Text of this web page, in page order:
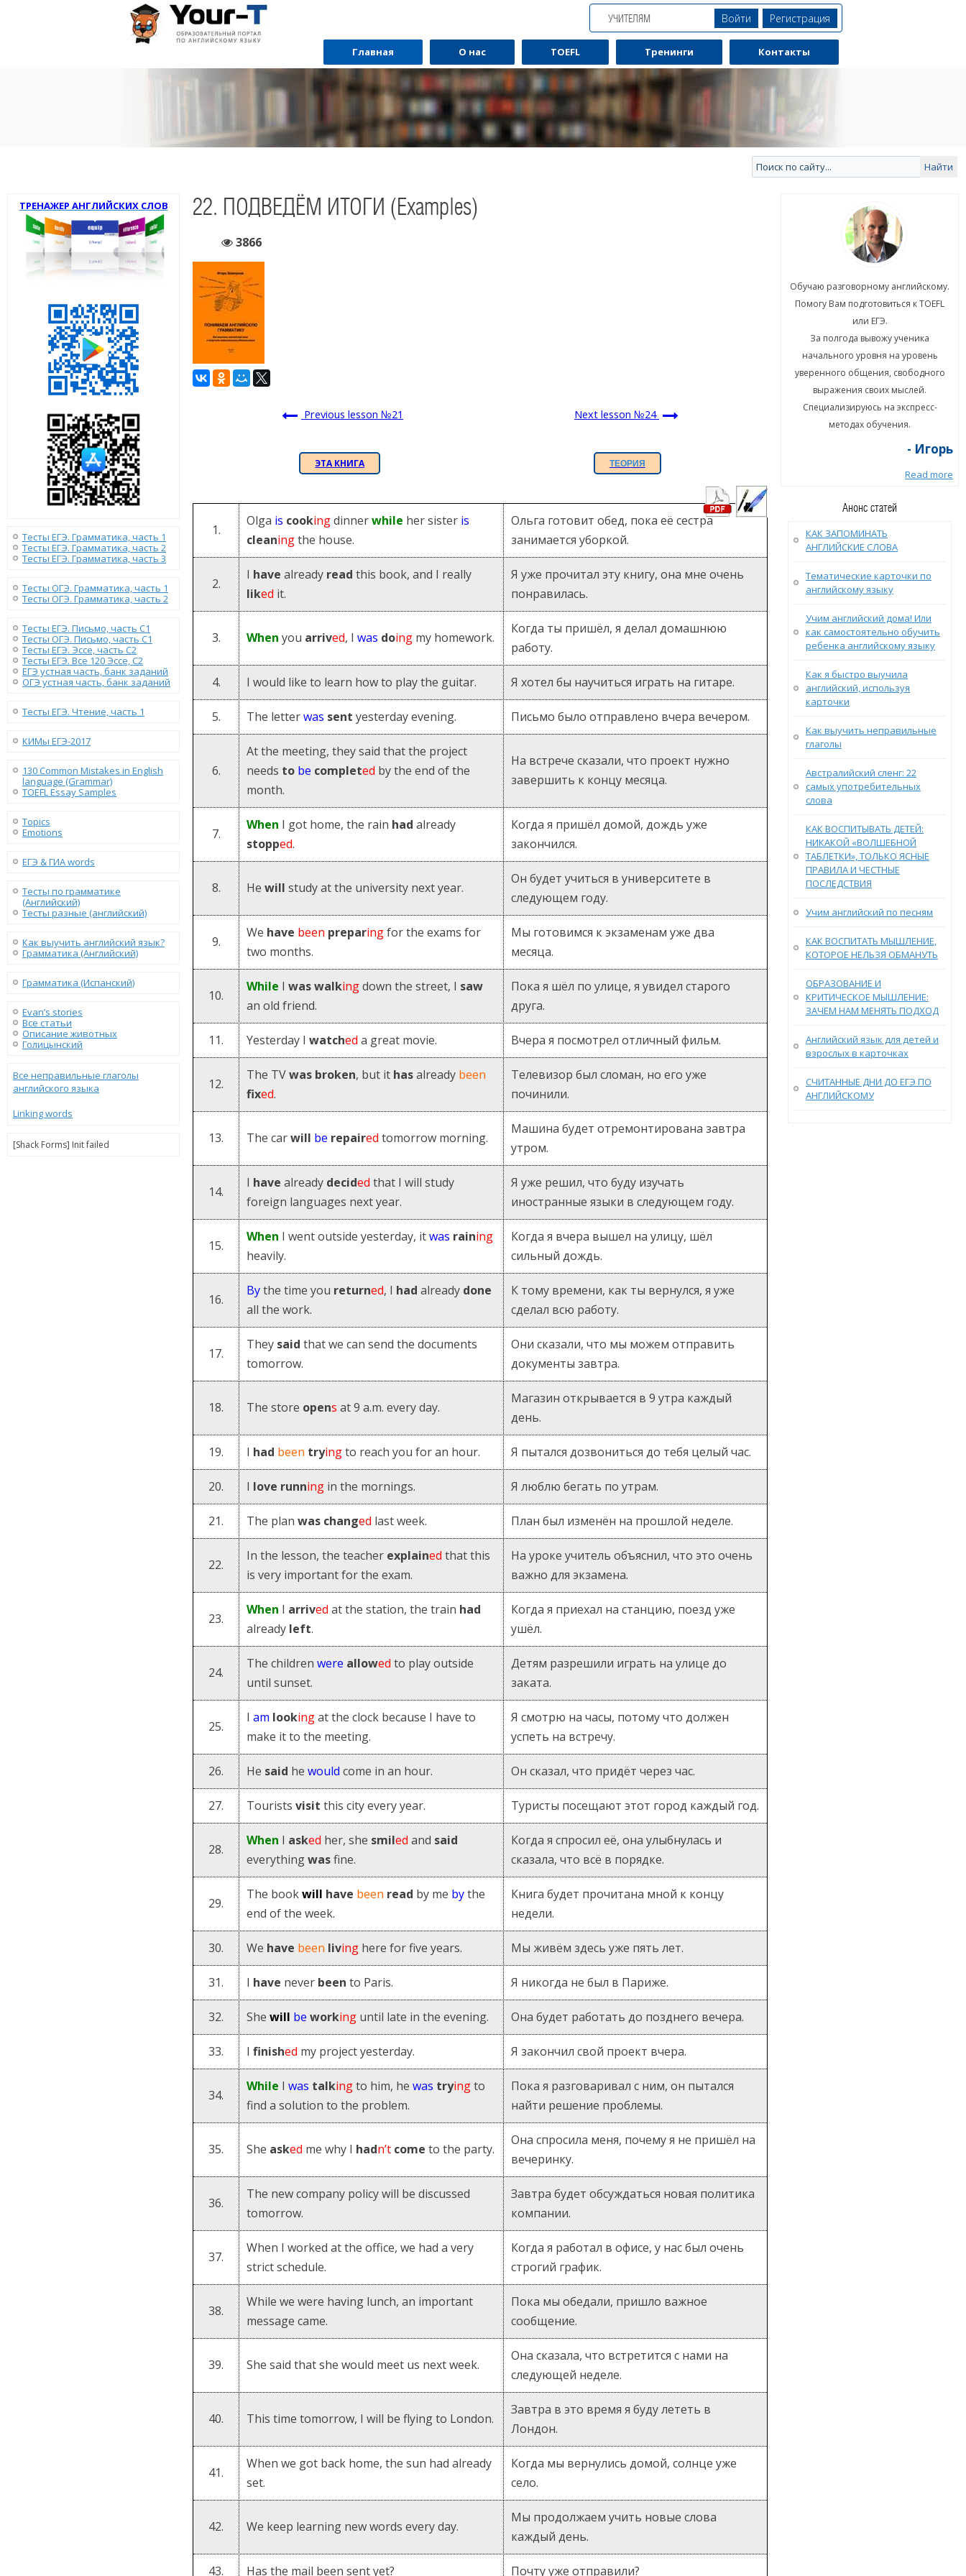
УЧИТЕЛЯМ Войти Регистрация
Главная О нас TOEFL Тренинги Контакты
ТРЕНАЖЕР АНГЛИЙСКИХ СЛОВ
Тесты ЕГЭ. Грамматика, часть 1
Тесты ЕГЭ. Грамматика, часть 2
Тесты ЕГЭ. Грамматика, часть 3
Тесты ОГЭ. Грамматика, часть 1
Тесты ОГЭ. Грамматика, часть 2
Тесты ЕГЭ. Письмо, часть С1
Тесты ОГЭ. Письмо, часть С1
Тесты ЕГЭ. Эссе, часть C2
Тесты ЕГЭ. Все 120 Эссе, C2
ЕГЭ устная часть, банк заданий
ОГЭ устная часть, банк заданий
Тесты ЕГЭ. Чтение, часть 1
КИМы ЕГЭ-2017
130 Сommon Mistakes in English
language (Grammar)
TOEFL Essay Samples
Topics
Emotions
ЕГЭ & ГИА words
Тесты по грамматике
(Английский)
Тесты разные (английский)
Как выучить английский язык?
Грамматика (Английский)
Грамматика (Испанский)
Evan’s stories
Все статьи
Описание животных
Голицынский
Все неправильные глаголы
английского языка
Linking words
[Shack Forms] Init failed
22. ПОДВЕДЁМ ИТОГИ (Examples)
3866
Previous lesson №21 Next lesson №24
ЭТА КНИГА ТЕОРИЯ
1.
Olga is cookingdinnerwhile her sister is
cleaningthe house.
Ольга готовит обед, пока её сестра
занимается уборкой.
2.
I have already read this book, and I really
liked it.
Я уже прочитал эту книгу, она мне очень
понравилась.
3. When you arrived, Iwas doing my homework.
Когда ты пришёл, я делал домашнюю
работу.
4. I would like to learn how to play the guitar. Я хотел бы научиться играть на гитаре.
5. The letterwas sent yesterday evening. Письмо было отправлено вчера вечером.
6.
At the meeting, they said that the project
needs to be completed by the end of the
month.
На встрече сказали, что проект нужно
завершить к концу месяца.
7.
When I got home, the rain had already
stopped.
Когда я пришёл домой, дождь уже
закончился.
8. Hewill study at the university next year.
Он будет учиться в университете в
следующем году.
9.
We have been preparingfor the exams for
two months.
Мы готовимся к экзаменам уже два
месяца.
10.
While Iwaswalkingdown the street, I saw
an old friend.
Пока я шёл по улице, я увидел старого
друга.
11. Yesterday Iwatched a great movie. Вчера я посмотрел отличный фильм.
12.
The TVwas broken, but it hasalready been
fixed.
Телевизор был сломан, но его уже
починили.
13. The carwill be repaired tomorrow morning.
Машина будет отремонтирована завтра
утром.
14.
I have already decided that I will study
foreign languages next year.
Я уже решил, что буду изучать
иностранные языки в следующем году.
15.
When I went outside yesterday, itwas raining
heavily.
Когда я вчера вышел на улицу, шёл
сильный дождь.
16.
Bythe time you returned, I had already done
all the work.
К тому времени, как ты вернулся, я уже
сделал всю работу.
17.
They said that we can send the documents
tomorrow.
Они сказали, что мы можем отправить
документы завтра.
18. The store opens at 9 a.m. every day.
Магазин открывается в 9 утра каждый
день.
19. I had been tryingto reach you for an hour. Я пытался дозвониться до тебя целый час.
20. I love running in the mornings. Я люблю бегать по утрам.
21. The planwas changed last week. План был изменён на прошлой неделе.
22.
In the lesson, the teacher explained that this
is very important for the exam.
На уроке учитель объяснил, что это очень
важно для экзамена.
23.
When I arrived at the station, the train had
already left.
Когда я приехал на станцию, поезд уже
ушёл.
24.
The childrenwere allowed to play outside
until sunset.
Детям разрешили играть на улице до
заката.
25.
Iam lookingat the clock because I have to
make it to the meeting.
Я смотрю на часы, потому что должен
успеть на встречу.
26. He said hewould come in an hour. Он сказал, что придёт через час.
27. Touristsvisit this city every year. Туристы посещают этот город каждый год.
28.
When I asked her, she smiled and said
everythingwasfine.
Когда я спросил её, она улыбнулась и
сказала, что всё в порядке.
29.
The bookwill have been read by me bythe
end of the week.
Книга будет прочитана мной к концу
недели.
30. We have been living here for five years. Мы живём здесь уже пять лет.
31. I have never been to Paris. Я никогда не был в Париже.
32. Shewill be working until late in the evening. Она будет работать до позднего вечера.
33. Ifinished my project yesterday. Я закончил свой проект вчера.
34.
While Iwas talkingto him, hewas tryingto
find a solution to the problem.
Пока я разговаривал с ним, он пытался
найти решение проблемы.
35. She asked me why I hadn’t come to the party.
Она спросила меня, почему я не пришёл на
вечеринку.
36.
The new company policy will be discussed
tomorrow.
Завтра будет обсуждаться новая политика
компании.
37.
When I worked at the office, we had a very
strict schedule.
Когда я работал в офисе, у нас был очень
строгий график.
38.
While we were having lunch, an important
message came.
Пока мы обедали, пришло важное
сообщение.
39. She said that she would meet us next week.
Она сказала, что встретится с нами на
следующей неделе.
40. This time tomorrow, I will be flying to London.
Завтра в это время я буду лететь в
Лондон.
41.
When we got back home, the sun had already
set.
Когда мы вернулись домой, солнце уже
село.
42. We keep learning new words every day.
Мы продолжаем учить новые слова
каждый день.
43. Has the mail been sent yet? Почту уже отправили?
- Игорь
Read more
Обучаю разговорному английскому.
Помогу Вам подготовиться к TOEFL
или ЕГЭ.
За полгода вывожу ученика
начального уровня на уровень
уверенного общения, свободного
выражения своих мыслей.
Специализируюсь на экспресс-
методах обучения.
- Игорь
Read more
Анонс статей
КАК ЗАПОМИНАТЬ
АНГЛИЙСКИЕ СЛОВА
Тематические карточки по
английскому языку
Учим английский дома! Или
как самостоятельно обучить
ребенка английскому языку
Как я быстро выучила
английский, используя
карточки
Как выучить неправильные
глаголы
Австралийский сленг: 22
самых употребительных
слова
КАК ВОСПИТЫВАТЬ ДЕТЕЙ:
НИКАКОЙ «ВОЛШЕБНОЙ
ТАБЛЕТКИ», ТОЛЬКО ЯСНЫЕ
ПРАВИЛА И ЧЕСТНЫЕ
ПОСЛЕДСТВИЯ
Учим английский по песням
КАК ВОСПИТАТЬ МЫШЛЕНИЕ,
КОТОРОЕ НЕЛЬЗЯ ОБМАНУТЬ
ОБРАЗОВАНИЕ И
КРИТИЧЕСКОЕ МЫШЛЕНИЕ:
ЗАЧЕМ НАМ МЕНЯТЬ ПОДХОД
Английский язык для детей и
взрослых в карточках
СЧИТАННЫЕ ДНИ ДО ЕГЭ ПО
АНГЛИЙСКОМУ